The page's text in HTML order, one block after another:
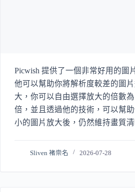
Picwish 提供了一個非常好用的圖
他可以幫助你將解析度較差的圖
大，你可以自由選擇放大的倍數為
倍，並且透過他的技術，可以幫
小的圖片放大後，仍然維持畫質清
Sliven 褚崇名 2026-07-28